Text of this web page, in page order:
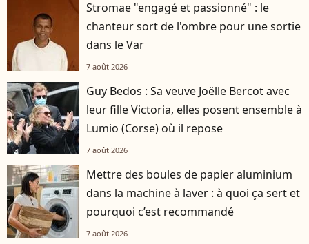
Stromae "engagé et passionné" : le
chanteur sort de l'ombre pour une sortie
dans le Var
7 août 2026
Guy Bedos : Sa veuve Joëlle Bercot avec
leur fille Victoria, elles posent ensemble à
Lumio (Corse) où il repose
7 août 2026
Mettre des boules de papier aluminium
dans la machine à laver : à quoi ça sert et
pourquoi c’est recommandé
7 août 2026